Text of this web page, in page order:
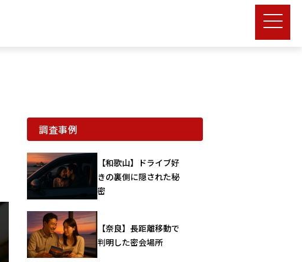
調査事例
【和歌山】ドライブ好
きの裏側に隠された秘
密
【奈良】長距離移動で
判明した密会場所